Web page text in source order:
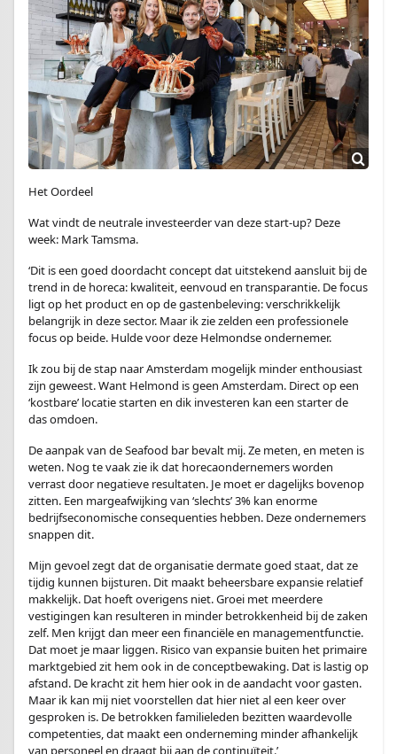
Het Oordeel
Wat vindt de neutrale investeerder van deze start-up? Deze
week: Mark Tamsma.
‘Dit is een goed doordacht concept dat uitstekend aansluit bij de
trend in de horeca: kwaliteit, eenvoud en transparantie. De focus
ligt op het product en op de gastenbeleving: verschrikkelijk
belangrijk in deze sector. Maar ik zie zelden een professionele
focus op beide. Hulde voor deze Helmondse ondernemer.
Ik zou bij de stap naar Amsterdam mogelijk minder enthousiast
zijn geweest. Want Helmond is geen Amsterdam. Direct op een
‘kostbare’ locatie starten en dik investeren kan een starter de
das omdoen.
De aanpak van de Seafood bar bevalt mij. Ze meten, en meten is
weten. Nog te vaak zie ik dat horecaondernemers worden
verrast door negatieve resultaten. Je moet er dagelijks bovenop
zitten. Een margeafwijking van ‘slechts’ 3% kan enorme
bedrijfseconomische consequenties hebben. Deze ondernemers
snappen dit.
Mijn gevoel zegt dat de organisatie dermate goed staat, dat ze
tijdig kunnen bijsturen. Dit maakt beheersbare expansie relatief
makkelijk. Dat hoeft overigens niet. Groei met meerdere
vestigingen kan resulteren in minder betrokkenheid bij de zaken
zelf. Men krijgt dan meer een financiële en managementfunctie.
Dat moet je maar liggen. Risico van expansie buiten het primaire
marktgebied zit hem ook in de conceptbewaking. Dat is lastig op
afstand. De kracht zit hem hier ook in de aandacht voor gasten.
Maar ik kan mij niet voorstellen dat hier niet al een keer over
gesproken is. De betrokken familieleden bezitten waardevolle
competenties, dat maakt een onderneming minder afhankelijk
van personeel en draagt bij aan de continuïteit.’